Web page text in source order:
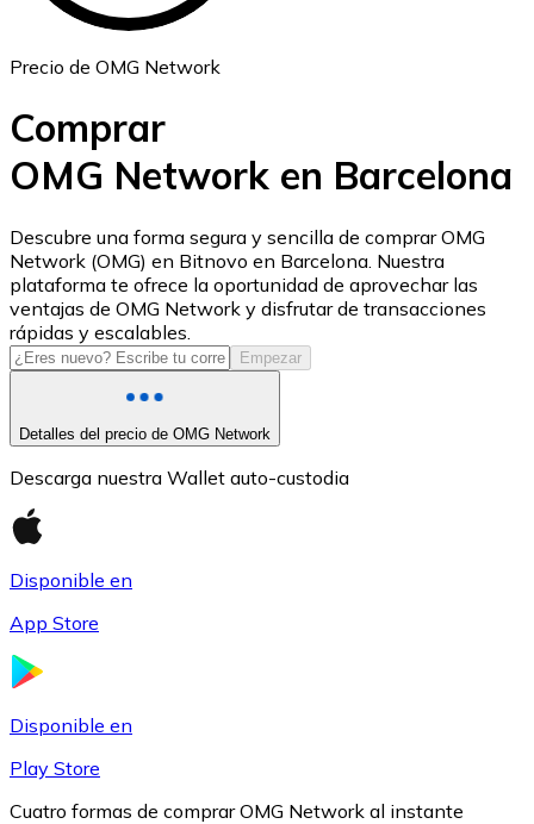
USD Coin
USDC
Litecoin
LTC
Precio de OMG Network
Comprar
OMG Network en Barcelona
Descubre una forma segura y sencilla de comprar OMG
Network (OMG) en Bitnovo en Barcelona. Nuestra
plataforma te ofrece la oportunidad de aprovechar las
ventajas de OMG Network y disfrutar de transacciones
rápidas y escalables.
Empezar
Detalles del precio de OMG Network
Descarga nuestra Wallet auto-custodia
Disponible en
App Store
Disponible en
Play Store
Cuatro formas de comprar OMG Network al instante